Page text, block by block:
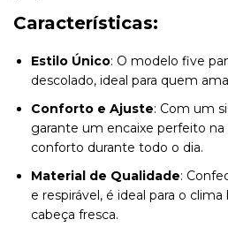
Características:
Estilo Único: O modelo five
descolado, ideal para quem
Conforto e Ajuste: Com um
garante um encaixe perfeito
conforto durante todo o dia.
Material de Qualidade:
e respirável, é ideal para o
cabeça fresca.